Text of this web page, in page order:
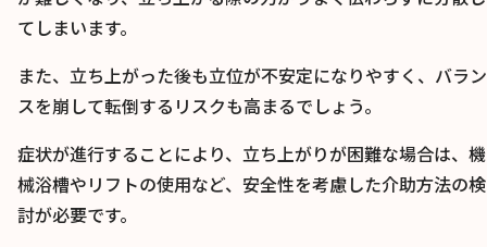
てしまいます。
また、立ち上がった後も立位が不安定になりやすく、バラン
スを崩して転倒するリスクも高まるでしょう。
症状が進行することにより、立ち上がりが困難な場合は、機
械浴槽やリフトの使用など、安全性を考慮した介助方法の検
討が必要です。